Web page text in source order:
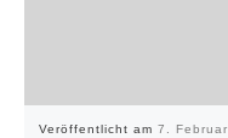
Veröffentlicht am 7. Februar